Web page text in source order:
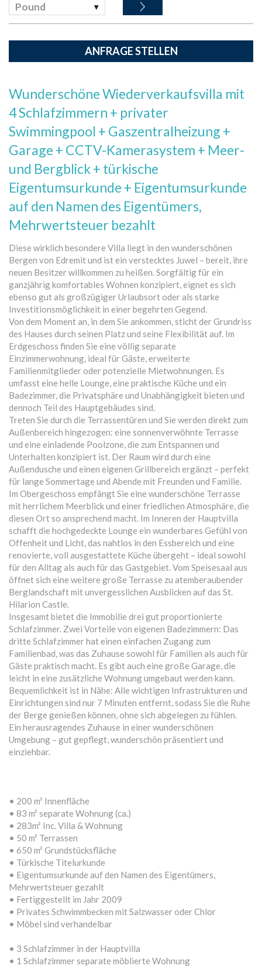
Pound
ANFRAGE STELLEN
Wunderschöne Wiederverkaufsvilla mit
4 Schlafzimmern + privater
Swimmingpool + Gaszentralheizung +
Garage + CCTV-Kamerasystem + Meer-
und Bergblick + türkische
Eigentumsurkunde + Eigentumsurkunde
auf den Namen des Eigentümers,
Mehrwertsteuer bezahlt
Diese wirklich besondere Villa liegt in den wunderschönen
Bergen von Edremit und ist ein verstecktes Juwel – bereit, ihre
neuen Besitzer willkommen zu heißen. Sorgfältig für ein
ganzjährig komfortables Wohnen konzipiert, eignet es sich
ebenso gut als großzügiger Urlaubsort oder als starke
Investitionsmöglichkeit in einer begehrten Gegend.
Von dem Moment an, in dem Sie ankommen, sticht der Grundriss
des Hauses durch seinen Platz und seine Flexibilität auf. Im
Erdgeschoss finden Sie eine völlig separate
Einzimmerwohnung, ideal für Gäste, erweiterte
Familienmitglieder oder potenzielle Mietwohnungen. Es
umfasst eine helle Lounge, eine praktische Küche und ein
Badezimmer, die Privatsphäre und Unabhängigkeit bieten und
dennoch Teil des Hauptgebäudes sind.
Treten Sie durch die Terrassentüren und Sie werden direkt zum
Außenbereich hingezogen: eine sonnenverwöhnte Terrasse
und eine einladende Poolzone, die zum Entspannen und
Unterhalten konzipiert ist. Der Raum wird durch eine
Außendusche und einen eigenen Grillbereich ergänzt – perfekt
für lange Sommertage und Abende mit Freunden und Familie.
Im Obergeschoss empfängt Sie eine wunderschöne Terrasse
mit herrlichem Meerblick und einer friedlichen Atmosphäre, die
diesen Ort so ansprechend macht. Im Inneren der Hauptvilla
schafft die hochgedeckte Lounge ein wunderbares Gefühl von
Offenheit und Licht, das nahtlos in den Essbereich und eine
renovierte, voll ausgestattete Küche übergeht – ideal sowohl
für den Alltag als auch für das Gastgebiet. Vom Speisesaal aus
öffnet sich eine weitere große Terrasse zu atemberaubender
Berglandschaft mit unvergesslichen Ausblicken auf das St.
Hilarion Castle.
Insgesamt bietet die Immobilie drei gut proportionierte
Schlafzimmer. Zwei Vorteile von eigenen Badezimmern: Das
dritte Schlafzimmer hat einen einfachen Zugang zum
Familienbad, was das Zuhause sowohl für Familien als auch für
Gäste praktisch macht. Es gibt auch eine große Garage, die
leicht in eine zusätzliche Wohnung umgebaut werden kann.
Bequemlichkeit ist in Nähe: Alle wichtigen Infrastrukturen und
Einrichtungen sind nur 7 Minuten entfernt, sodass Sie die Ruhe
der Berge genießen können, ohne sich abgelegen zu fühlen.
Ein herausragendes Zuhause in einer wunderschönen
Umgebung – gut gepflegt, wunderschön präsentiert und
einziehbar.
• 200 m² Innenfläche
• 83 m² separate Wohnung (ca.)
• 283m² Inc. Villa & Wohnung
• 50 m² Terrassen
• 650 m² Grundstücksfläche
• Türkische Titelurkunde
• Eigentumsurkunde auf den Namen des Eigentümers,
Mehrwertsteuer gezahlt
• Fertiggestellt im Jahr 2009
• Privates Schwimmbecken mit Salzwasser oder Chlor
• Möbel sind verhandelbar
• 3 Schlafzimmer in der Hauptvilla
• 1 Schlafzimmer separate möblierte Wohnung